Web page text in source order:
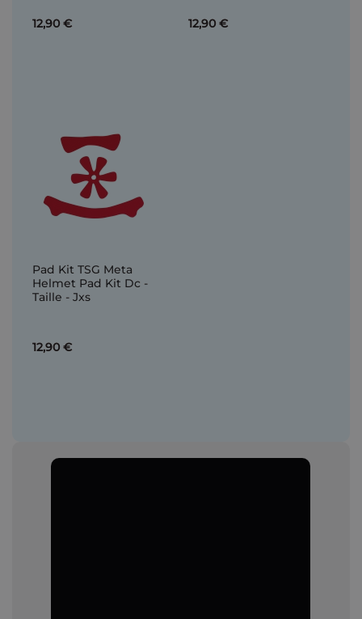
12,90 € 12,90 €
Pad Kit TSG Meta
Helmet Pad Kit Dc -
Taille - Jxs
12,90 €